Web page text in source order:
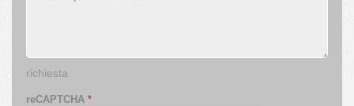
richiesta
reCAPTCHA *